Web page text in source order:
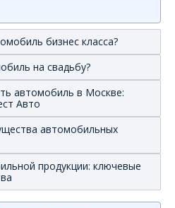
бизнес класса?
на свадьбу?
автомобиль в Москве:
Авто
автомобильных
продукции: ключевые